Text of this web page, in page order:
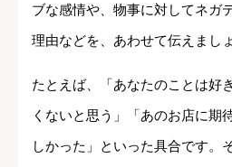
ブな感情や、物事に対してネガ
理由などを、あわせて伝えましょ
たとえば、「あなたのことは好
くないと思う」「あのお店に期
しかった」といった具合です。